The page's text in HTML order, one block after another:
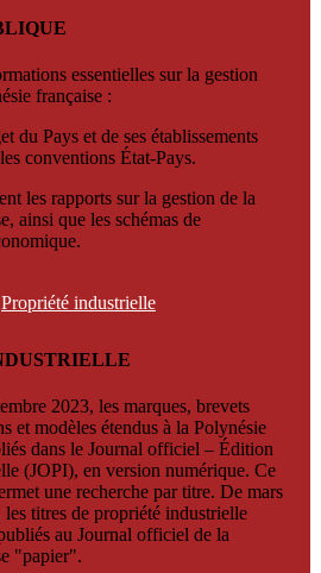
essentielles sur la gestion
française :
du Pays et de ses établissements
conventions État-Pays.
les rapports sur la gestion de la
ainsi que les schémas de
Propriété industrielle
2023, les marques, brevets
et modèles étendus à la Polynésie
dans le Journal officiel – Édition
(JOPI), en version numérique. Ce
une recherche par titre. De mars
les titres de propriété industrielle
au Journal officiel de la
"papier".